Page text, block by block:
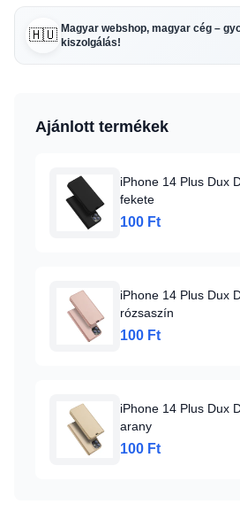
🇭🇺 Magyar webshop, magyar cég –
kiszolgálás!
Ajánlott termékek
iPhone 14 Plus Dux
fekete
100 Ft
iPhone 14 Plus Dux
rózsaszín
100 Ft
iPhone 14 Plus Dux
arany
100 Ft